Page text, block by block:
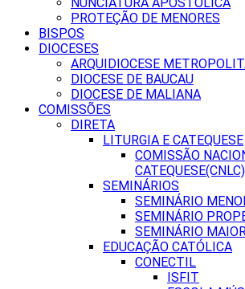
PROTEÇÃO DE MENORES
BISPOS
DIOCESES
ARQUIDIOCESE
DIOCESE DE BAUCAU
DIOCESE DE MALIANA
COMISSÕES
DIRETA
LITURGIA E CATEQUESE
COMISSÃO
CATEQUESE(CNLC)
SEMINÁRIOS
SEMINÁRIO
SEMINÁRIO
SEMINÁRIO
EDUCAÇÃO CATÓLICA
CONECTIL
ISFIT